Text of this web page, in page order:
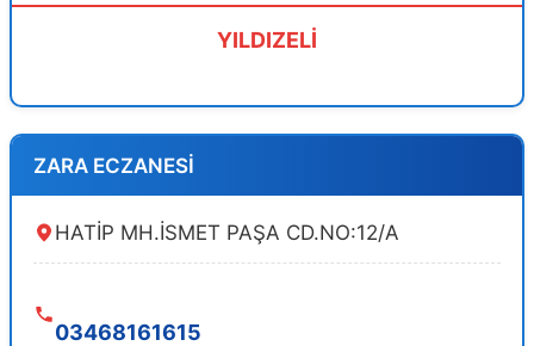
YILDIZELİ
ZARA ECZANESİ
HATİP MH.İSMET PAŞA CD.NO:12/A
03468161615